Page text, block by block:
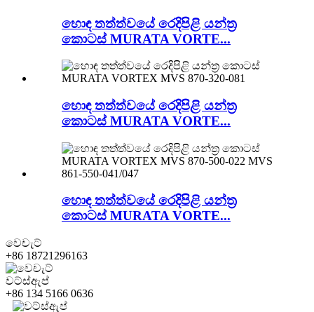
හොඳ තත්ත්වයේ රෙදිපිළි යන්ත්‍ර
කොටස් MURATA VORTE...
හොඳ තත්ත්වයේ රෙදිපිළි යන්ත්‍ර
කොටස් MURATA VORTE...
හොඳ තත්ත්වයේ රෙදිපිළි යන්ත්‍ර
කොටස් MURATA VORTE...
වෙචැට්
+86 18721296163
වට්ස්ඇප්
+86 134 5166 0636